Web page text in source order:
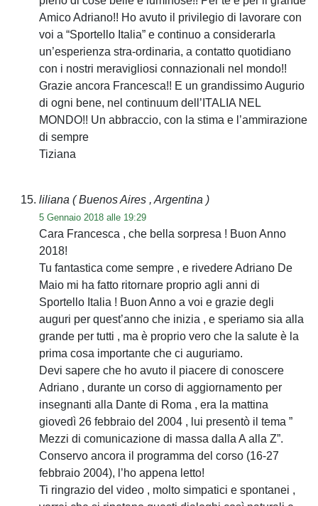
Amico Adriano!! Ho avuto il privilegio di lavorare con
voi a “Sportello Italia” e continuo a considerarla
un’esperienza stra-ordinaria, a contatto quotidiano
con i nostri meravigliosi connazionali nel mondo!!
Grazie ancora Francesca!! E un grandissimo Augurio
di ogni bene, nel continuum dell’ITALIA NEL
MONDO!! Un abbraccio, con la stima e l’ammirazione
di sempre
Tiziana
liliana ( Buenos Aires , Argentina )
5 Gennaio 2018 alle 19:29
Cara Francesca , che bella sorpresa ! Buon Anno
2018!
Tu fantastica come sempre , e rivedere Adriano De
Maio mi ha fatto ritornare proprio agli anni di
Sportello Italia ! Buon Anno a voi e grazie degli
auguri per quest’anno che inizia , e speriamo sia alla
grande per tutti , ma è proprio vero che la salute è la
prima cosa importante che ci auguriamo.
Devi sapere che ho avuto il piacere di conoscere
Adriano , durante un corso di aggiornamento per
insegnanti alla Dante di Roma , era la mattina
giovedì 26 febbraio del 2004 , lui presentò il tema ”
Mezzi di comunicazione di massa dalla A alla Z”.
Conservo ancora il programma del corso (16-27
febbraio 2004), l’ho appena letto!
Ti ringrazio del video , molto simpatici e spontanei ,